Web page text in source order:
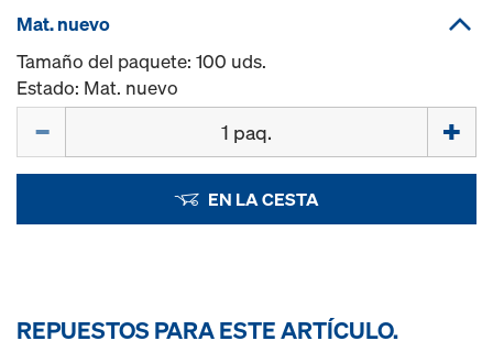
Mat. nuevo
Tamaño del paquete: 100 uds.
Estado: Mat. nuevo
EN LA CESTA
REPUESTOS PARA ESTE ARTÍCULO.